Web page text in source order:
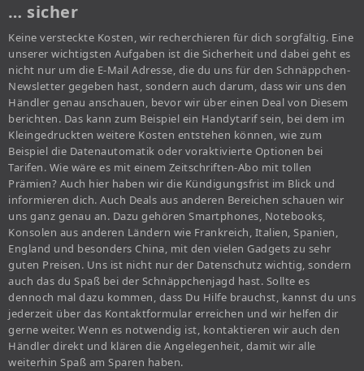
… sicher
Keine versteckte Kosten, wir recherchieren für dich sorgfältig. Eine
unserer wichtigsten Aufgaben ist die Sicherheit und dabei geht es
nicht nur um die E-Mail Adresse, die du uns für den Schnäppchen-
Newsletter gegeben hast, sondern auch darum, dass wir uns den
Händler genau anschauen, bevor wir über einen Deal von Diesem
berichten. Das kann zum Beispiel ein Handytarif sein, bei dem im
Kleingedruckten weitere Kosten entstehen können, wie zum
Beispiel die Datenautomatik oder voraktivierte Optionen bei
Tarifen. Wie wäre es mit einem Zeitschriften-Abo mit tollen
Prämien? Auch hier haben wir die Kündigungsfrist im Blick und
informieren dich. Auch Deals aus anderen Bereichen schauen wir
uns ganz genau an. Dazu gehören Smartphones, Notebooks,
Konsolen aus anderen Ländern wie Frankreich, Italien, Spanien,
England und besonders China, mit den vielen Gadgets zu sehr
guten Preisen. Uns ist nicht nur der Datenschutz wichtig, sondern
auch das du Spaß bei der Schnäppchenjagd hast. Sollte es
dennoch mal dazu kommen, dass Du Hilfe brauchst, kannst du uns
jederzeit über das Kontaktformular erreichen und wir helfen dir
gerne weiter. Wenn es notwendig ist, kontaktieren wir auch den
Händler direkt und klären die Angelegenheit, damit wir alle
weiterhin Spaß am Sparen haben.